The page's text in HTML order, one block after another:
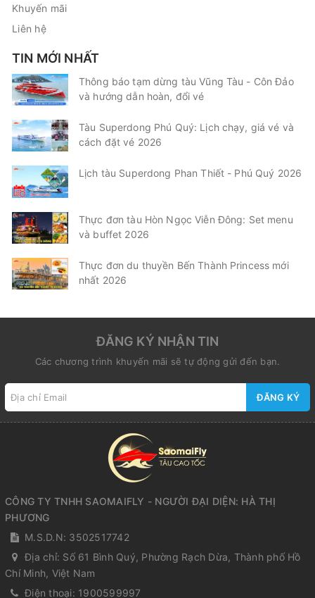
Khuyến mãi
Liên hệ
TIN MỚI NHẤT
Thông báo tạm dừng tàu Vũng Tàu - Côn Đảo
và hướng dẫn hoàn, đổi vé
Tàu Superdong Phú Quý: Lịch chạy, giá vé và
cách đặt vé 2026
Lịch tàu Superdong Phan Thiết - Phú Quý 2026
Thực đơn tàu Hòn Ngọc Viễn Đông: Set menu
và buffet 2026
Thực đơn du thuyền Bến Thành Princess mới
nhất 2026
ĐĂNG KÝ NHẬN TIN
Các chương trình khuyến mãi sẽ tự động gửi đến bạn.
ĐĂNG KÝ
CÔNG TY TNHH SAOMAIFLY - NGƯỜI ĐẠI DIỆN: HÀ THỊ
PHƯƠNG
M.S.D.N: 3502517742
Địa chỉ: Số 61 Bình Quý, Phường Rạch Dừa, Thành phố Hồ
Chí Minh, Việt Nam
Điện thoại: 1900599997